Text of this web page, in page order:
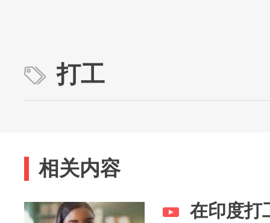
打工
相关内容
在印度打